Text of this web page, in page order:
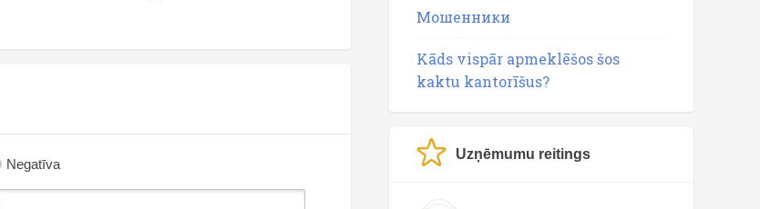
Negatīva
Мошенники
Kāds vispār apmeklēšos šos
kaktu kantorīšus?
Uzņēmumu reitings